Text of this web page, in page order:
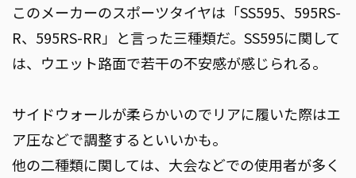
このメーカーのスポーツタイヤは「SS595、595RS-
R、595RS-RR」と言った三種類だ。SS595に関して
は、ウエット路面で若干の不安感が感じられる。
サイドウォールが柔らかいのでリアに履いた際はエ
ア圧などで調整するといいかも。
他の二種類に関しては、大会などでの使用者が多く